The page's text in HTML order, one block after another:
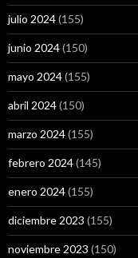
julio 2024(155)
junio 2024(150)
mayo 2024(155)
abril 2024(150)
marzo 2024(155)
febrero 2024(145)
enero 2024(155)
diciembre 2023 (155)
noviembre 2023 (150)